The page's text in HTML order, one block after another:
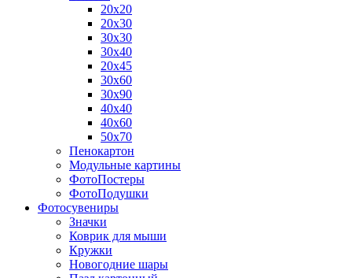
20х20
20х30
30х30
30х40
20х45
30х60
30х90
40х40
40х60
50х70
Пенокартон
Модульные картины
ФотоПостеры
ФотоПодушки
Фотоcувениры
Значки
Коврик для мыши
Кружки
Новогодние шары